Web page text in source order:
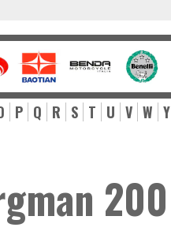
P Q R S T U V W Y
200